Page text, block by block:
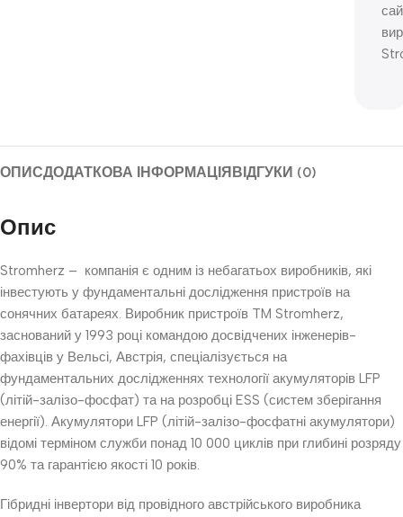
ОПИСДОДАТКОВА ІНФОРМАЦІЯВІДГУКИ (0)
Опис
Stromherz – компанія є одним із небагатьох виробників, які
інвестують у фундаментальні дослідження пристроїв на
сонячних батареях. Виробник пристроїв TM Stromherz,
заснований у 1993 році командою досвідчених інженерів-
фахівців у Вельсі, Австрія, спеціалізується на
фундаментальних дослідженнях технології акумуляторів LFP
(літій-залізо-фосфат) та на розробці ESS (систем зберігання
енергії). Акумулятори LFP (літій-залізо-фосфатні акумулятори)
відомі терміном служби понад 10 000 циклів при глибині розряду
90% та гарантією якості 10 років.
Гібридні інвертори від провідного австрійського виробника